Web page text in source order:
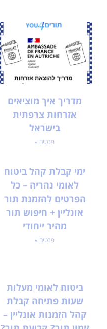
מדריך איך מוציאים
אזרחות צרפתית
בישראל
פרטים »
ימי קבלת קהל ביטוח
לאומי נהריה – כל
הפרטים להזמנת תור
אונליין + חיפוש תור
מהיר ייחודי
פרטים »
ביטוח לאומי מעלות
שעות פתיחה קבלת
קהל הזמנות אונליין –